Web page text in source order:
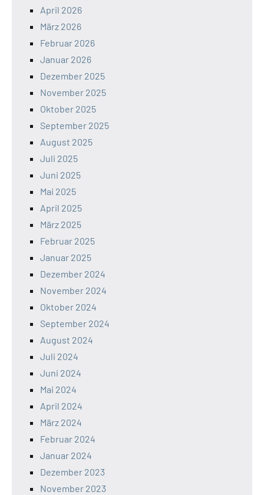
April 2026
März 2026
Februar 2026
Januar 2026
Dezember 2025
November 2025
Oktober 2025
September 2025
August 2025
Juli 2025
Juni 2025
Mai 2025
April 2025
März 2025
Februar 2025
Januar 2025
Dezember 2024
November 2024
Oktober 2024
September 2024
August 2024
Juli 2024
Juni 2024
Mai 2024
April 2024
März 2024
Februar 2024
Januar 2024
Dezember 2023
November 2023